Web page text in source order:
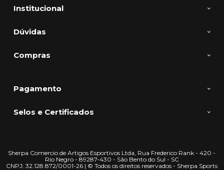
Institucional
Dúvidas
Compras
Pagamento
Selos e Certificados
Sherpa Comercio de Artigos Esportivos Ltda, Rua Frederico Rank - 420 -
Rio Negro - 89287-430 - São Bento do Sul - SC
CNPJ: 32.128.872/0001-26 | © Todos os direitos reservados - Sherpa Sports